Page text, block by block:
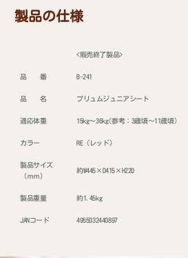
製品の仕様
<販売終了製品>
品 番 B-241
品 名 プリュムジュニアシート
適応体重 15kg～36kg(参考：3歳頃～11歳頃)
カラー RE（レッド)
製品サイズ
（ｍｍ）
約W445×D415×H220
製品重量 約1.45kg
JANコード 4955032440897